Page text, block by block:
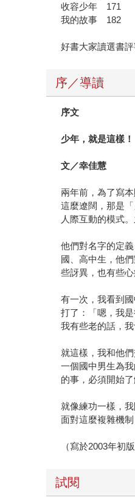
收容少年 171
我的故事 182
好書大家讀選書
序／導讀
序文
少年，就是這樣！
文／幸佳慧
兩年前，為了寫
這麼遼闊，那是
人際互動的模式
他們對名字的定
國、高中生，他
些訝異，也有些
有一次，我看到
打了：「嗯，我
我有些老的話，
就這樣，我和他
一個國中男生為
的事，必須開始
就像練功一樣，
面對這麼複雜機
（寫於2003年初版
試閱